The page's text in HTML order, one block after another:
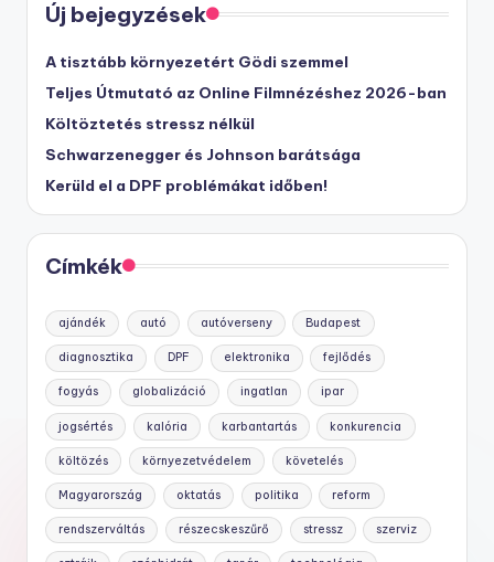
Új bejegyzések
A tisztább környezetért Gödi szemmel
Teljes Útmutató az Online Filmnézéshez 2026-ban
Költöztetés stressz nélkül
Schwarzenegger és Johnson barátsága
Kerüld el a DPF problémákat időben!
Címkék
ajándék autó autóverseny Budapest
diagnosztika DPF elektronika fejlődés
fogyás globalizáció ingatlan ipar
jogsértés kalória karbantartás konkurencia
költözés környezetvédelem követelés
Magyarország oktatás politika reform
rendszerváltás részecskeszűrő stressz szerviz